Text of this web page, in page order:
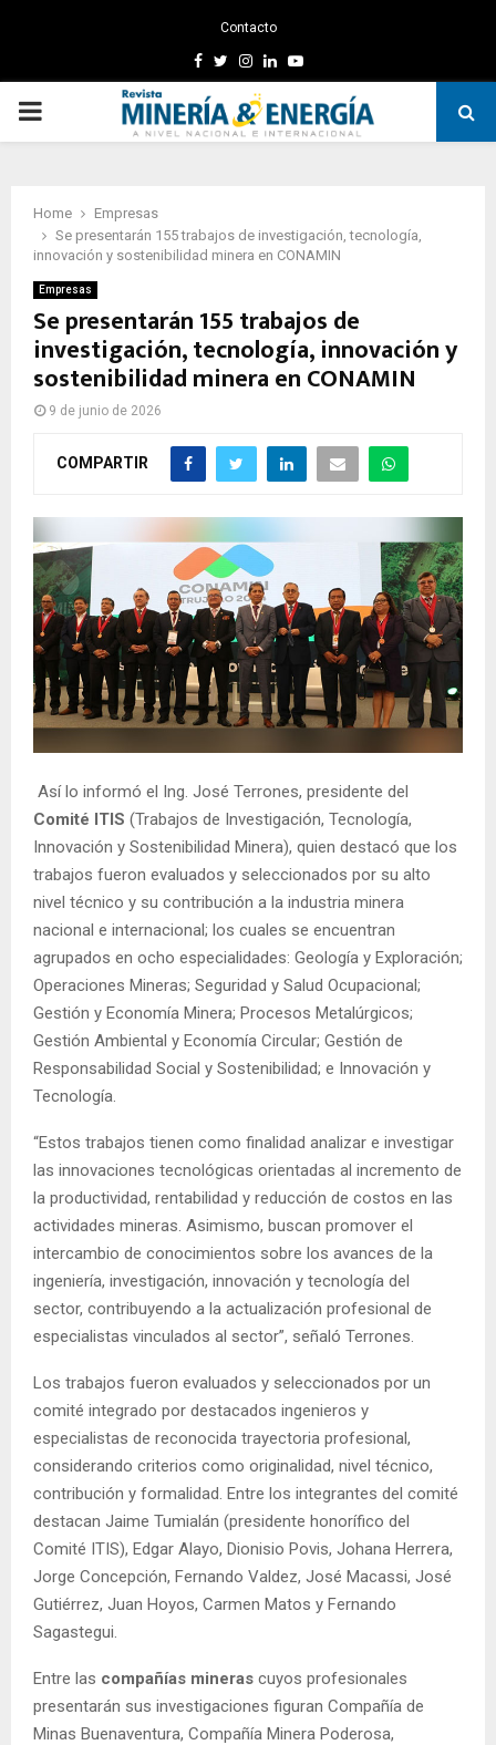
Contacto
Facebook
TwitterInstagram
LinkedinYoutube
PRIMARY
Home
Empresas
Se presentarán 155 trabajos de investigación, tecnología,
innovación y sostenibilidad minera en CONAMIN
Empresas
Se presentarán 155 trabajos de
investigación, tecnología, innovación y
sostenibilidad minera en CONAMIN
9 de junio de 2026
COMPARTIR
Así lo informó el Ing. José Terrones, presidente del
Comité ITIS (Trabajos de Investigación, Tecnología,
Innovación y Sostenibilidad Minera), quien destacó que los
trabajos fueron evaluados y seleccionados por su alto
nivel técnico y su contribución a la industria minera
nacional e internacional; los cuales se encuentran
agrupados en ocho especialidades: Geología y Exploración;
Operaciones Mineras; Seguridad y Salud Ocupacional;
Gestión y Economía Minera; Procesos Metalúrgicos;
Gestión Ambiental y Economía Circular; Gestión de
Responsabilidad Social y Sostenibilidad; e Innovación y
Tecnología.
“Estos trabajos tienen como finalidad analizar e investigar
las innovaciones tecnológicas orientadas al incremento de
la productividad, rentabilidad y reducción de costos en las
actividades mineras. Asimismo, buscan promover el
intercambio de conocimientos sobre los avances de la
ingeniería, investigación, innovación y tecnología del
sector, contribuyendo a la actualización profesional de
especialistas vinculados al sector”, señaló Terrones.
Los trabajos fueron evaluados y seleccionados por un
comité integrado por destacados ingenieros y
especialistas de reconocida trayectoria profesional,
considerando criterios como originalidad, nivel técnico,
contribución y formalidad. Entre los integrantes del comité
destacan Jaime Tumialán (presidente honorífico del
Comité ITIS), Edgar Alayo, Dionisio Povis, Johana Herrera,
Jorge Concepción, Fernando Valdez, José Macassi, José
Gutiérrez, Juan Hoyos, Carmen Matos y Fernando
Sagastegui.
Entre las compañías mineras cuyos profesionales
presentarán sus investigaciones figuran Compañía de
Minas Buenaventura, Compañía Minera Poderosa,